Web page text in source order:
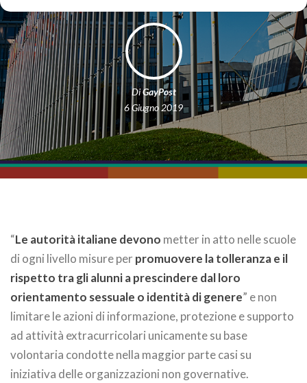
DiGayPost
6 Giugno 2019
“Le autorità italiane devono metter in atto nelle scuole
di ogni livello misure perpromuovere la tolleranza e il
rispetto tra gli alunni a prescindere dal loro
orientamento sessuale o identità di genere” e non
limitare le azioni di informazione, protezione e supporto
ad attività extracurricolari unicamente su base
volontaria condotte nella maggior parte casi su
iniziativa delle organizzazioni non governative.